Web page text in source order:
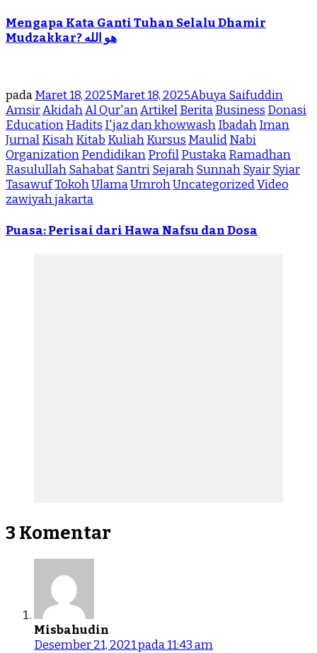
Mengapa Kata Ganti Tuhan Selalu Dhamir
Mudzakkar? هو الله
padaMaret 18, 2025Maret 18, 2025Abuya Saifuddin
AmsirAkidahAl Qur'anArtikelBeritaBusiness Donasi
EducationHadits I'jaz dan khowwashIbadahIman
JurnalKisahKitab KuliahKursus MaulidNabi
OrganizationPendidikanProfilPustakaRamadhan
RasulullahSahabatSantriSejarahSunnahSyairSyiar
TasawufTokohUlamaUmrohUncategorizedVideo
zawiyah jakarta
Puasa: Perisai dari Hawa Nafsu dan Dosa
3 Komentar
Misbahudin
Desember 21, 2021 pada 11:43 am